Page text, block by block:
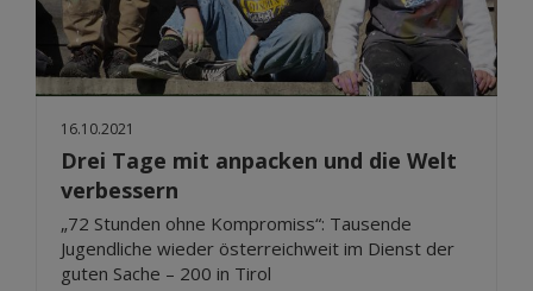
Feb 2026
Jan 2026
Dez 2025
Okt 2025
16.10.2021
Drei Tage mit anpacken und die Welt
verbessern
„72 Stunden ohne Kompromiss“: Tausende
Jugendliche wieder österreichweit im Dienst der
guten Sache – 200 in Tirol